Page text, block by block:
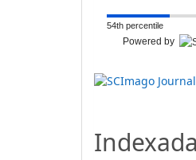
54th percentile
Powered by